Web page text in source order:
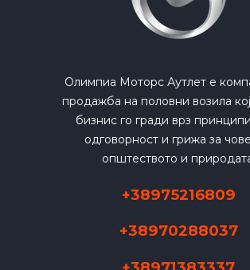
Олимпиа Моторс Аутлет е
продажба на половни возила
бизнис го гради врз
одговорност и грижа за
општеството и
+38975216809
+38970288037